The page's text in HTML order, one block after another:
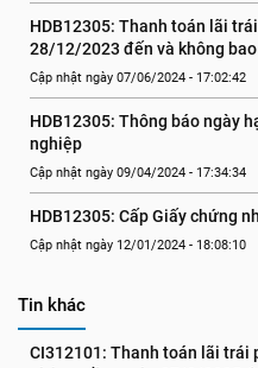
HDB12305: Thanh toán lãi
28/12/2023 đến và không
Cập nhật ngày 07/06/2024 - 17:02:42
HDB12305: Thông báo ngày
nghiệp
Cập nhật ngày 09/04/2024 - 17:34:34
HDB12305: Cấp Giấy chứng
Cập nhật ngày 12/01/2024 - 18:08:10
Tin khác
CI312101: Thanh toán lãi trái